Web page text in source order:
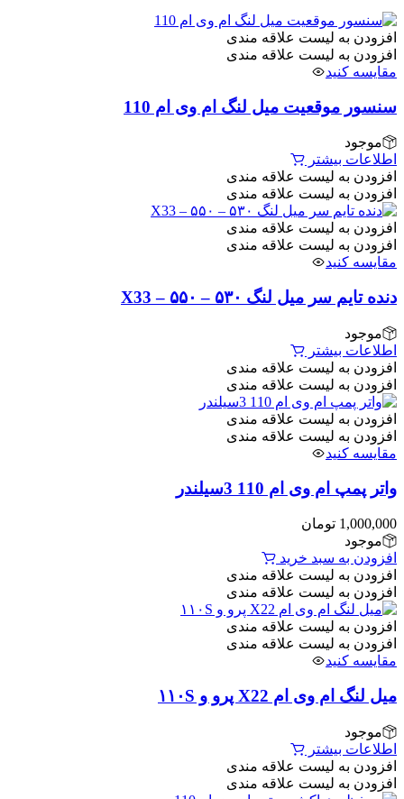
افزودن به لیست علاقه مندی
افزودن به لیست علاقه مندی
مقایسه کنید
سنسور موقعیت میل لنگ ام وی ام 110
موجود
اطلاعات بیشتر
افزودن به لیست علاقه مندی
افزودن به لیست علاقه مندی
افزودن به لیست علاقه مندی
افزودن به لیست علاقه مندی
مقایسه کنید
دنده تایم سر میل لنگ ۵۳۰ – ۵۵۰ – X33
موجود
اطلاعات بیشتر
افزودن به لیست علاقه مندی
افزودن به لیست علاقه مندی
افزودن به لیست علاقه مندی
افزودن به لیست علاقه مندی
مقایسه کنید
واتر پمپ ام وی ام 110 3سیلندر
1,000,000 تومان
موجود
افزودن به سبد خرید
افزودن به لیست علاقه مندی
افزودن به لیست علاقه مندی
افزودن به لیست علاقه مندی
افزودن به لیست علاقه مندی
مقایسه کنید
میل لنگ ام وی ام X22 پرو و ۱۱۰S
موجود
اطلاعات بیشتر
افزودن به لیست علاقه مندی
افزودن به لیست علاقه مندی